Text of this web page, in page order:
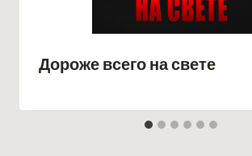
Дороже всего на свете